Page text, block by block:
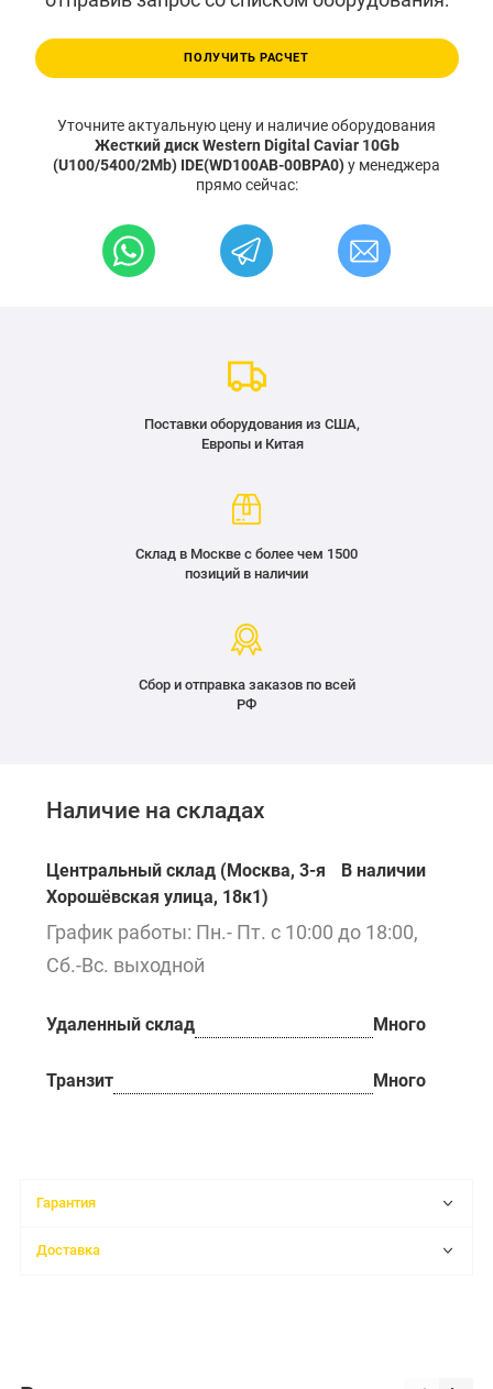
ПОЛУЧИТЬ РАСЧЕТ
Уточните актуальную цену и наличие оборудования
Жесткий диск Western Digital Caviar 10Gb
(U100/5400/2Mb) IDE(WD100AB-00BPA0)у менеджера
прямо сейчас:
Поставки оборудования из США,
Европы и Китая
Склад в Москве с более чем 1500
позиций в наличии
Сбор и отправка заказов по всей
РФ
Наличие на складах
Центральный склад (Москва, 3-я
Хорошёвская улица, 18к1)
В наличии
График работы: Пн.- Пт. с 10:00 до 18:00,
Сб.-Вс. выходной
Удаленный склад Много
Транзит Много
Гарантия
Доставка